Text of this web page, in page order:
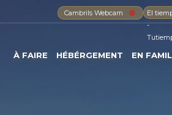
Cambrils Webcam
El
-
À FAIRE HÉBÉRGEMENT EN